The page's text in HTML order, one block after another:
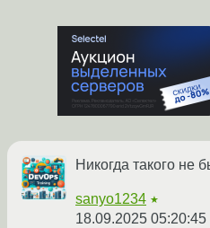
Никогда такого не
sanyo1234 ★
18.09.2025 05:20:45